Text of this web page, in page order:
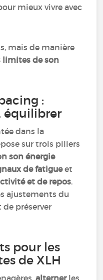
mieux vivre avec
mais de manière
limites de son
:
équilibrer
dans la
sur trois piliers
son énergie
de fatigueet
et de repos.
ajustements du
préserver
pour les
de XLH
alterner les